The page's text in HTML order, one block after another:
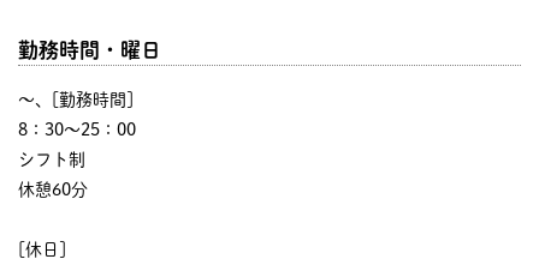
勤務時間・曜日
〜、[勤務時間]
8：30～25：00
シフト制
休憩60分
[休日]